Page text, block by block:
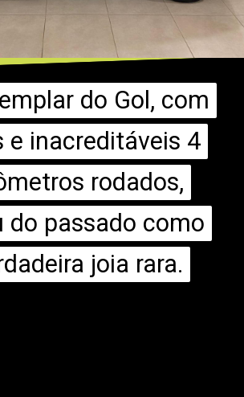
do Gol, com
e inacreditáveis 4
rodados,
do passado como
joia rara.
do Gol, com
e inacreditáveis 4
rodados,
do passado como
joia rara.